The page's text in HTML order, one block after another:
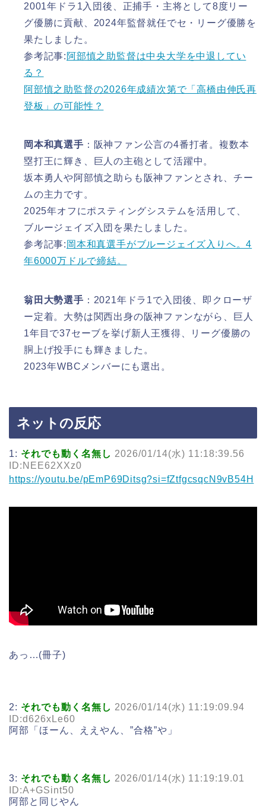
2001年ドラ1入団後、正捕手・主将として8度リー
グ優勝に貢献、2024年監督就任でセ・リーグ優勝を
果たしました。
参考記事: 阿部慎之助監督は中央大学を中退してい
る？
阿部慎之助監督の2026年成績次第で「高橋由伸氏再
登板」の可能性？
岡本和真選手 ：阪神ファン公言の4番打者。複数本
塁打王に輝き、巨人の主砲として活躍中。
坂本勇人や阿部慎之助らも阪神ファンとされ、チー
ムの主力です。
2025年オフにポスティングシステムを活用して、
ブルージェイズ入団を果たしました。
参考記事: 岡本和真選手がブルージェイズ入りへ。4
年6000万ドルで締結。
翁田大勢選手 ：2021年ドラ1で入団後、即クローザ
ー定着。大勢は関西出身の阪神ファンながら、巨人
1年目で37セーブを挙げ新人王獲得、リーグ優勝の
胴上げ投手にも輝きました。
2023年WBCメンバーにも選出。
ネットの反応
1: それでも動く名無し 2026/01/14(水) 11:18:39.56
ID:NEE62XXz0
https://youtu.be/pEmP69Ditsg?si=fZtfgcsqcN9vB54H
あっ…(冊子)
2: それでも動く名無し 2026/01/14(水) 11:19:09.94
ID:d626xLe60
阿部「ほーん、ええやん、”合格”や」
3: それでも動く名無し 2026/01/14(水) 11:19:19.01
ID:A+GSint50
阿部と同じやん